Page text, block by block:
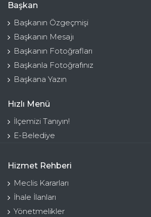
Başkan
Başkanın Özgeçmişi
Başkanın Mesajı
Başkanın Fotoğrafları
Başkanla Fotoğrafınız
Başkana Yazın
Hızlı Menü
İlçemizi Tanıyın!
E-Belediye
Hizmet Rehberi
Meclis Kararları
İhale İlanları
Yönetmelikler